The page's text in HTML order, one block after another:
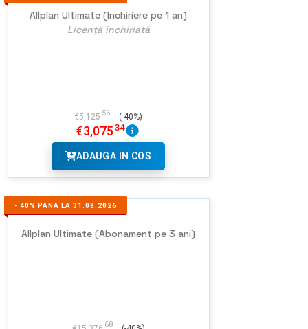
Allplan Ultimate (Inchiriere pe 1 an)
Licență închiriată
€5,125 56 (-40%)
€3,07534
ADAUGA IN COS
- 40% PANA LA 31.08.2026
Allplan Ultimate (Abonament pe 3 ani)
68